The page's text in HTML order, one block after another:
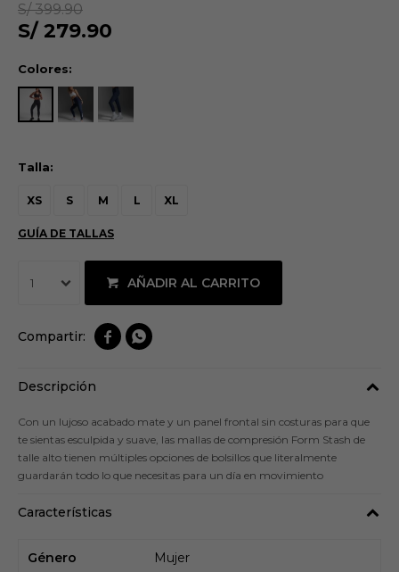
S/ 279.90
S/ 399.90
Colores:
Talla:
XS S M L XL
GUÍA DE TALLAS
1 AÑADIR AL CARRITO
 
Descripción
Con un lujoso acabado mate y un panel frontal sin costuras para que
te sientas esculpida y suave, las mallas de compresión Form Stash de
talle alto tienen múltiples opciones de bolsillos que literalmente
guardarán todo lo que necesitas para un día en movimiento
Características
Género Mujer